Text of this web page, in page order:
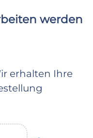
werden
erhalten Ihre